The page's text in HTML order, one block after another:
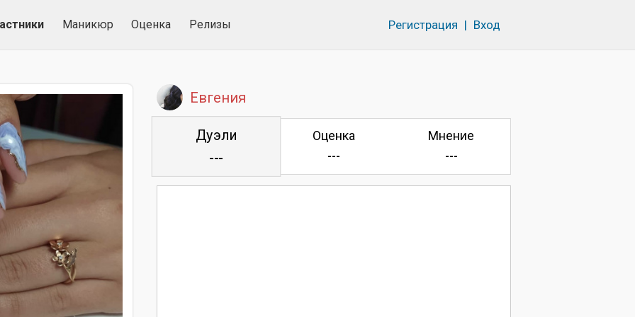
Маникюр Оценка Релизы Регистрация | Вход
Евгения
Дуэли
---
Оценка
---
Мнение
---